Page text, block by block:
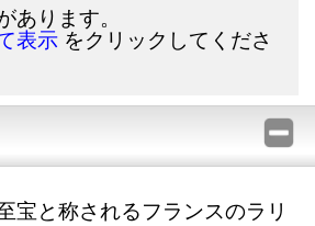
あります。
表示 をクリックしてくださ
宝と称されるフランスのラリ